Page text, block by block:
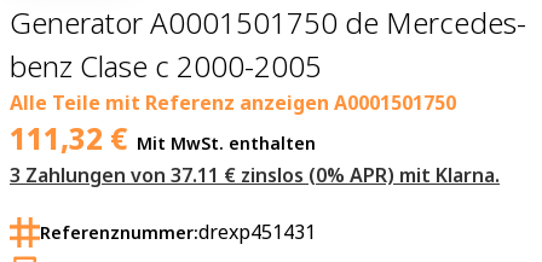
Generator A0001501750 de Mercedes-
benz Clase c 2000-2005
Alle Teile mit Referenz anzeigen A0001501750
111,32 € Mit MwSt. enthalten
3 Zahlungen von 37.11 € zinslos (0% APR) mit Klarna.
Referenznummer:drexp451431